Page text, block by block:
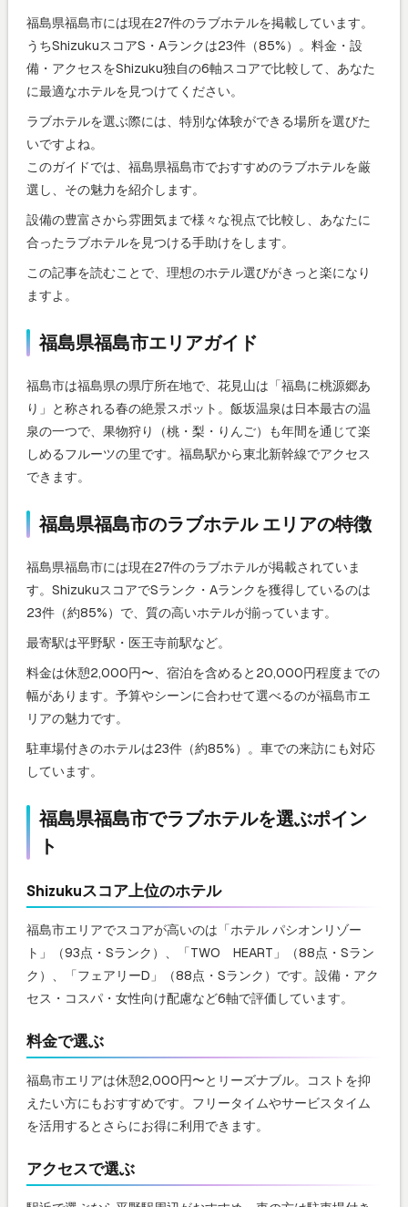
福島県福島市には現在27件のラブホテルを掲載しています。
うちShizukuスコアS・Aランクは23件（85%）。料金・設
備・アクセスをShizuku独自の6軸スコアで比較して、あなた
に最適なホテルを見つけてください。
ラブホテルを選ぶ際には、特別な体験ができる場所を選びた
いですよね。
このガイドでは、福島県福島市でおすすめのラブホテルを厳
選し、その魅力を紹介します。
設備の豊富さから雰囲気まで様々な視点で比較し、あなたに
合ったラブホテルを見つける手助けをします。
この記事を読むことで、理想のホテル選びがきっと楽になり
ますよ。
福島県福島市エリアガイド
福島市は福島県の県庁所在地で、花見山は「福島に桃源郷あ
り」と称される春の絶景スポット。飯坂温泉は日本最古の温
泉の一つで、果物狩り（桃・梨・りんご）も年間を通じて楽
しめるフルーツの里です。福島駅から東北新幹線でアクセス
できます。
福島県福島市のラブホテル エリアの特徴
福島県福島市には現在27件のラブホテルが掲載されていま
す。ShizukuスコアでSランク・Aランクを獲得しているのは
23件（約85%）で、質の高いホテルが揃っています。
最寄駅は平野駅・医王寺前駅など。
料金は休憩2,000円〜、宿泊を含めると20,000円程度までの
幅があります。予算やシーンに合わせて選べるのが福島市エ
リアの魅力です。
駐車場付きのホテルは23件（約85%）。車での来訪にも対応
しています。
福島県福島市でラブホテルを選ぶポイン
ト
Shizukuスコア上位のホテル
福島市エリアでスコアが高いのは「ホテル パシオンリゾー
ト」（93点・Sランク）、「TWO HEART」（88点・Sラン
ク）、「フェアリーD」（88点・Sランク）です。設備・アク
セス・コスパ・女性向け配慮など6軸で評価しています。
料金で選ぶ
福島市エリアは休憩2,000円〜とリーズナブル。コストを抑
えたい方にもおすすめです。フリータイムやサービスタイム
を活用するとさらにお得に利用できます。
アクセスで選ぶ